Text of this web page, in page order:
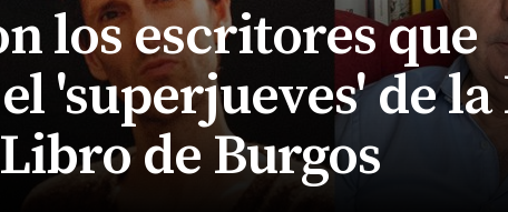
los escritores que
'superjueves' de la
de Burgos